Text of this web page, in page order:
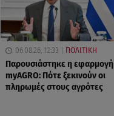
06.08.26, 12:33 ΠΟΛΙΤΙΚΗ
Παρουσιάστηκε η εφαρμογή
myAGRO: Πότε ξεκινούν οι
πληρωμές στους αγρότες